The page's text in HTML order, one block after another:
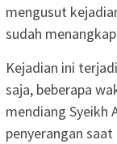
mengusut
sudah
Kejadian ini
saja, beberapa
mendiang Syeikh
penyerangan